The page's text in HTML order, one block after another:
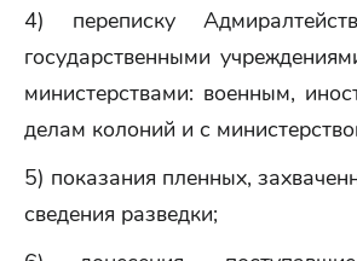
4) переписку
государственными
министерствами: военным,
делам колоний и с
5) показания пленных,
сведения разведки;